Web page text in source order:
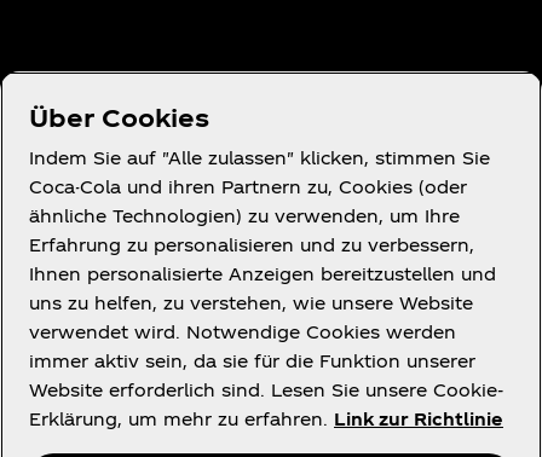
Brauchst du Hilfe?
Nutzungsbedingungen
Datenschutzerklärung für Verbraucher
Cookie-Hinweis
Cookies-Einstellungen
Erklärung zur Barrierefreiheit
Über Cookies
Indem Sie auf "Alle zulassen" klicken, stimmen Sie
Coca-Cola und ihren Partnern zu, Cookies (oder
ähnliche Technologien) zu verwenden, um Ihre
Erfahrung zu personalisieren und zu verbessern,
Ihnen personalisierte Anzeigen bereitzustellen und
uns zu helfen, zu verstehen, wie unsere Website
verwendet wird. Notwendige Cookies werden
immer aktiv sein, da sie für die Funktion unserer
Website erforderlich sind. Lesen Sie unsere Cookie-
Erklärung, um mehr zu erfahren. Link zur Richtlinie